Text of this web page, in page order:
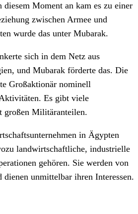
diesem Moment an kam es zu einer
zwischen Armee und
wurde das unter Mubarak.
sich in dem Netz aus
und Mubarak förderte das. Die
Großaktionär nominell
Es gibt viele
großen Militäranteilen.
in Ägypten
landwirtschaftliche, industrielle
gehören. Sie werden von
dienen unmittelbar ihren Interessen.